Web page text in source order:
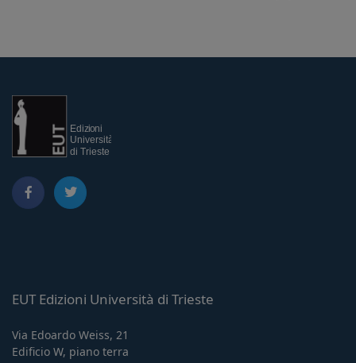
EUT Edizioni Università di Trieste
Via Edoardo Weiss, 21
Edificio W, piano terra